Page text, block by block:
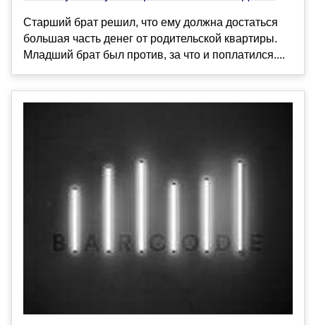
Старший брат решил, что ему должна достаться
большая часть денег от родительской квартиры.
Младший брат был против, за что и поплатился....